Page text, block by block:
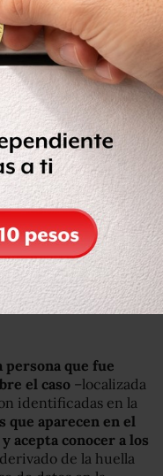
el procurador
asesinos
en en menos
ayer.
medio día, pero para
que tenemos
llegaron
tarde”, dijo Ríos Garza.
Noticias, de
“Salen un poco
no estuvieron
aproximadamente
persona que fue
el caso –localizada
identificadas en la
que aparecen en el
acepta conocer a los
de la huella